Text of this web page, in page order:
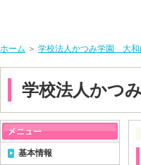
ホーム ＞ 学校法人かつみ学園 大和
学校法人かつ
基本情報